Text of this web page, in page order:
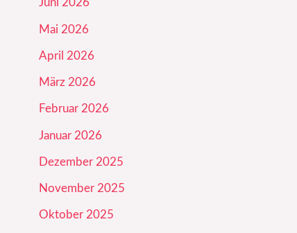
Juni 2026
Mai 2026
April 2026
März 2026
Februar 2026
Januar 2026
Dezember 2025
November 2025
Oktober 2025